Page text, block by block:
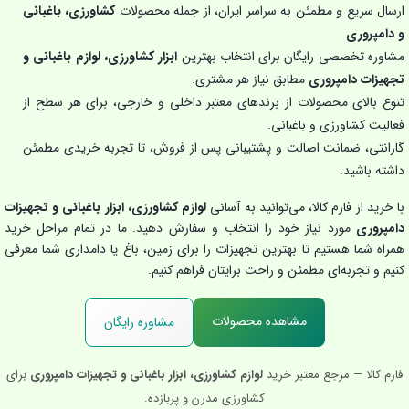
ارسال سریع و مطمئن به سراسر ایران، از جمله محصولاتکشاورزی، باغبانی
و دامپروری.
مشاوره تخصصی رایگان برای انتخاب بهترین ابزار کشاورزی، لوازم باغبانی و
تجهیزات دامپروری مطابق نیاز هر مشتری.
تنوع بالای محصولات از برندهای معتبر داخلی و خارجی، برای هر سطح از
فعالیت کشاورزی و باغبانی.
گارانتی، ضمانت اصالت و پشتیبانی پس از فروش، تا تجربه خریدی مطمئن
داشته باشید.
با خرید از فارم کالا، می‌توانید به آسانی لوازم کشاورزی، ابزار باغبانی و تجهیزات
دامپروری مورد نیاز خود را انتخاب و سفارش دهید. ما در تمام مراحل خرید
همراه شما هستیم تا بهترین تجهیزات را برای زمین، باغ یا دامداری شما معرفی
کنیم و تجربه‌ای مطمئن و راحت برایتان فراهم کنیم.
مشاهده محصولات مشاوره رایگان
فارم کالا — مرجع معتبر خرید لوازم کشاورزی، ابزار باغبانی و تجهیزات دامپروری برای
کشاورزی مدرن و پربازده.